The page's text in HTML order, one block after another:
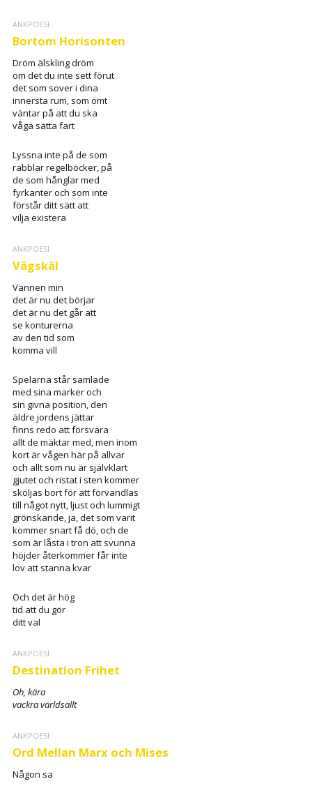
ANKPOESI
Bortom Horisonten
Dröm älskling dröm
om det du inte sett förut
det som sover i dina
innersta rum, som ömt
väntar på att du ska
våga sätta fart
Lyssna inte på de som
rabblar regelböcker, på
de som hånglar med
fyrkanter och som inte
förstår ditt sätt att
vilja existera
ANKPOESI
Vägskäl
Vännen min
det är nu det börjar
det är nu det går att
se konturerna
av den tid som
komma vill
Spelarna står samlade
med sina marker och
sin givna position, den
äldre jordens jättar
finns redo att försvara
allt de mäktar med, men inom
kort är vågen här på allvar
och allt som nu är självklart
gjutet och ristat i sten kommer
sköljas bort för att förvandlas
till något nytt, ljust och lummigt
grönskande, ja, det som varit
kommer snart få dö, och de
som är låsta i tron att svunna
höjder återkommer får inte
lov att stanna kvar
Och det är hög
tid att du gör
ditt val
ANKPOESI
Destination Frihet
Oh, kära
vackra världsallt
ANKPOESI
Ord Mellan Marx och Mises
Någon sa